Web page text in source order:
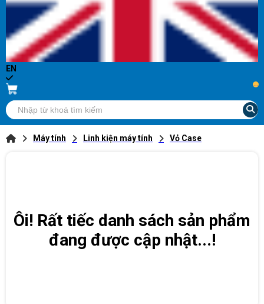
EN
...
Máy tính Linh kiện máy tính Vỏ Case
Ôi! Rất tiếc danh sách sản phẩm
đang được cập nhật...!